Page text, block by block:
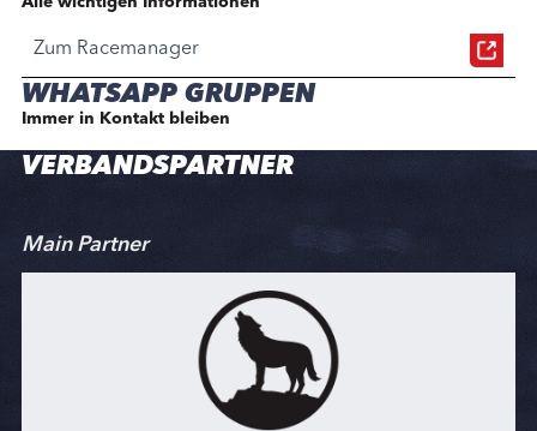
Zum Racemanager
WHATSAPP GRUPPEN
Immer in Kontakt bleiben
VERBANDSPARTNER
Main Partner